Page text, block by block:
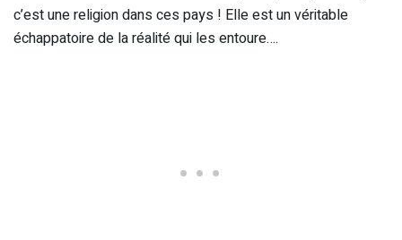
c’est une religion dans ces pays ! Elle est un véritable
échappatoire de la réalité qui les entoure….